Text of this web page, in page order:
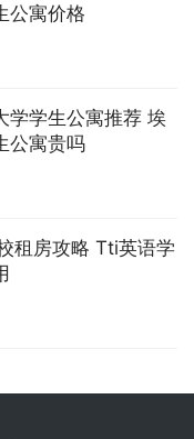
公寓价格
学学生公寓推荐 埃
公寓贵吗
租房攻略 Tti英语学